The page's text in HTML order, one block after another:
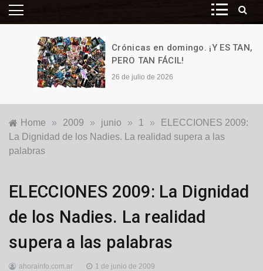
Crónicas en domingo. ¡Y ES TAN,
PERO TAN FÁCIL!
26 de julio de 2026
Home » 2009 » junio » 1 »
ELECCIONES 2009:
La Dignidad de los Nadies. La realidad supera a las
palabras
Locales
ELECCIONES 2009: La Dignidad
de los Nadies. La realidad
supera a las palabras
ahorainfo.com.ar 1 de junio de 2009